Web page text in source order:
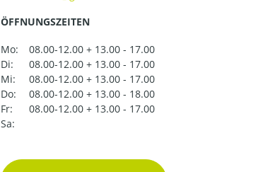
ÖFFNUNGSZEITEN
Mo:
08.00-12.00 + 13.00 - 17.00
Di:
08.00-12.00 + 13.00 - 17.00
Mi:
08.00-12.00 + 13.00 - 17.00
Do:
08.00-12.00 + 13.00 - 18.00
Fr:
08.00-12.00 + 13.00 - 17.00
Sa: